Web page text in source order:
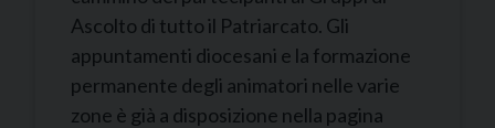
Ascolto di tutto il Patriarcato. Gli
appuntamenti diocesani e la formazione
permanente degli animatori nelle varie
zone è già a disposizione nella pagina